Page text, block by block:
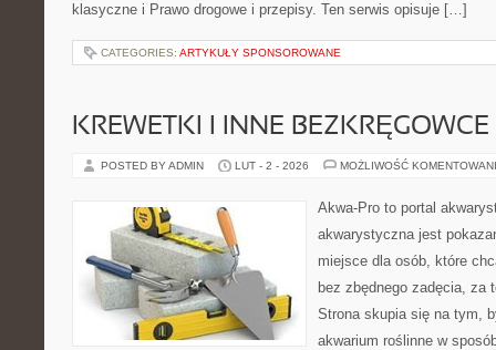
klasyczne i Prawo drogowe i przepisy. Ten serwis opisuje […]
CATEGORIES: ARTYKUŁY SPONSOROWANE
KREWETKI I INNE BEZKRĘGOWCE
POSTED BY ADMIN LUT - 2 - 2026 MOŻLIWOŚĆ
Akwa-Pro to portal
akwarystyczna jest
miejsce dla osób, które
bez zbędnego zadęcia, za
Strona skupia się na tym,
akwarium roślinne w